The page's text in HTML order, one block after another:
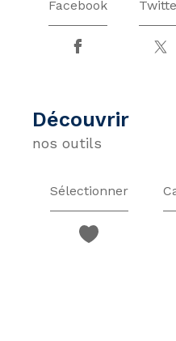
Facebook
découvrir
nos outils
Sélectionner